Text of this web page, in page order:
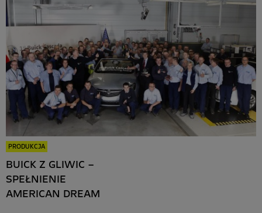
PRODUKCJA
BUICK Z GLIWIC –
SPEŁNIENIE
AMERICAN DREAM